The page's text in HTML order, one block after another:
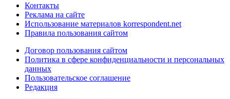
Контакты
Реклама на сайте
Использование материалов korrespondent.net
Правила пользования сайтом
Договор пользования сайтом
Политика в сфере конфиденциальности и персональных
данных
Пользовательское соглашение
Редакция